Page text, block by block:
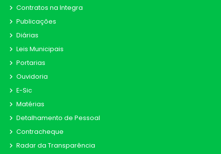
Contratos na Integra
Publicações
Diárias
Leis Municipais
Portarias
Ouvidoria
E-Sic
Matérias
Detalhamento de Pessoal
Contracheque
Radar da Transparência